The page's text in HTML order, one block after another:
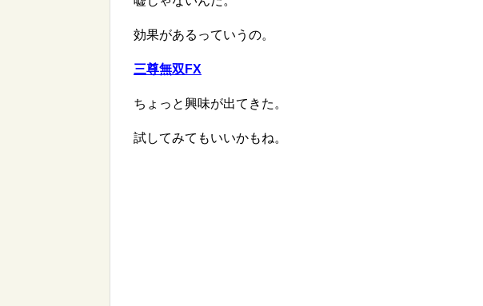
効果があるっていうの。
三尊無双FX
ちょっと興味が出てきた。
試してみてもいいかもね。